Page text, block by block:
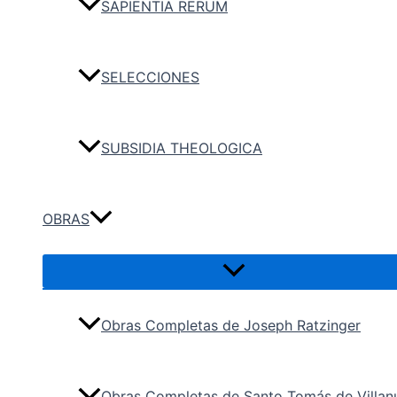
SAPIENTIA RERUM
SELECCIONES
SUBSIDIA THEOLOGICA
OBRAS
Obras Completas de Joseph Ratzinger